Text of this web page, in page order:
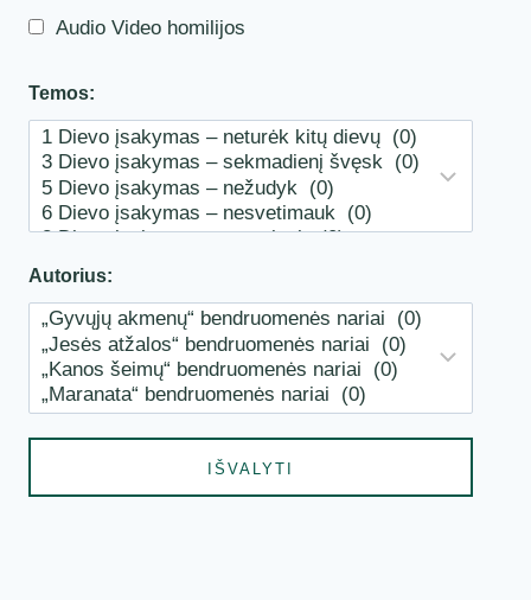
Audio Video homilijos
Temos:
Autorius: